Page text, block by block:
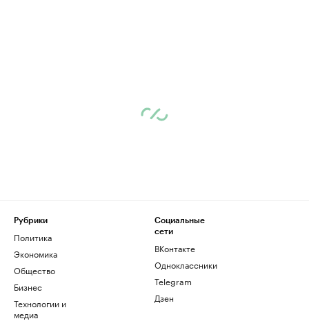
Рубрики
Политика
Экономика
Общество
Бизнес
Технологии и
медиа
Социальные
сети
ВКонтакте
Одноклассники
Telegram
Дзен